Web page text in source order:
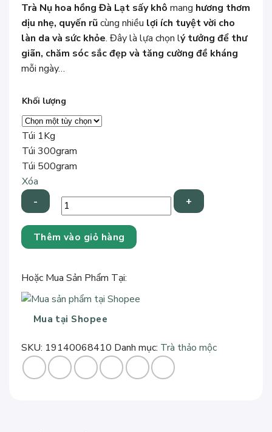
từ
155.000₫
đến
529.000₫
Trà Nụ hoa hồng Đà Lạt sấy khô mang hương thơm
dịu nhẹ, quyến rũcùng nhiều lợi ích tuyệt vời cho
làn da và sức khỏe. Đây là lựa chọn lý tưởng để thư
giãn, chăm sóc sắc đẹp và tăng cường đề kháng
mỗi ngày…
Khối lượng
Túi 1Kg
Túi 300gram
Túi 500gram
Xóa
500gr
Nụ
hồng
Lạt
sấy
số
lượng
Thêm vào giỏ hàng
Hoặc Mua Sản Phẩm Tại:
Mua tại Shopee
SKU: 19140068410 Danh mục: Trà thảo mộc